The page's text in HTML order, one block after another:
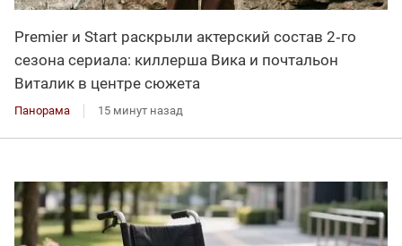
Premier и Start раскрыли актерский состав 2‑го
сезона сериала: киллерша Вика и почтальон
Виталик в центре сюжета
Панорама 15 минут назад